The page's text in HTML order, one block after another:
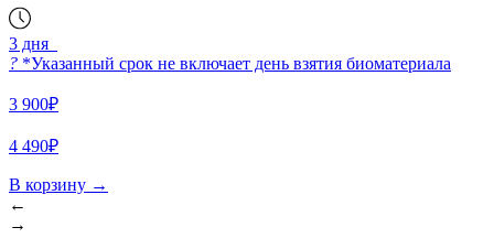
3 дня
? *Указанный срок не включает день взятия биоматериала
3 900₽
4 490₽
В корзину →
←
→